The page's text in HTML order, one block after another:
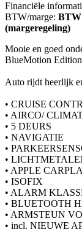
Financiële
BTW/marge: BTW
(margeregeling)
Mooie en goed
BlueMotion
Auto rijdt heerlijk
• CRUISE
• AIRCO/
• 5 DEURS
• NAVIGATIE
•
•
• APPLE
• ISOFIX
• ALARM
• BLUETOOTH
• ARMSTEUN
• incl. NIEUWE